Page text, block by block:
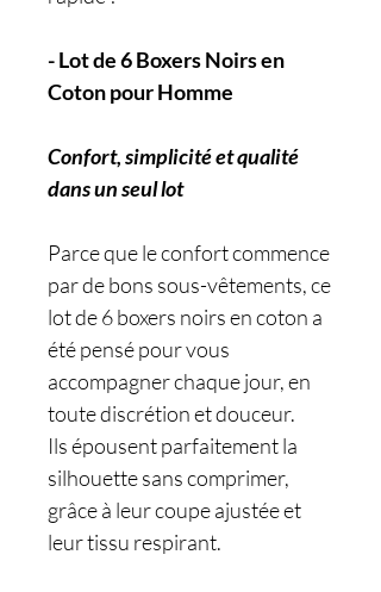
- Lot de 6 Boxers Noirs en
Coton pour Homme
Confort, simplicité et qualité
dans un seul lot
Parce que le confort commence
par de bons sous-vêtements, ce
lot de 6 boxers noirs en coton a
été pensé pour vous
accompagner chaque jour, en
toute discrétion et douceur.
Ils épousent parfaitement la
silhouette sans comprimer,
grâce à leur coupe ajustée et
leur tissu respirant.